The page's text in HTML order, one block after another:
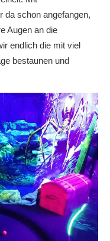
da schon angefangen,
Augen an die
endlich die mit viel
bestaunen und